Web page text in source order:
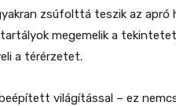
zsúfolttá teszik az apró
megemelik a
a térérzetet.
világítással – ez